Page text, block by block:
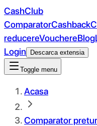
CashClub
ComparatorCashback
reducereVouchereBlog
Login
Descarca extensia
Toggle menu
Acasa
Comparator